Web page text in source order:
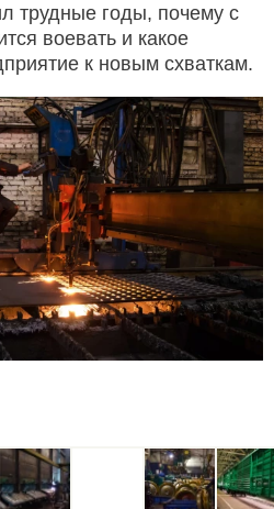
трудные годы, почему с
воевать и какое
к новым схваткам.